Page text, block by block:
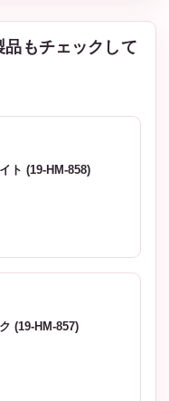
品もチェックして
ト (19-HM-858)
(19-HM-857)